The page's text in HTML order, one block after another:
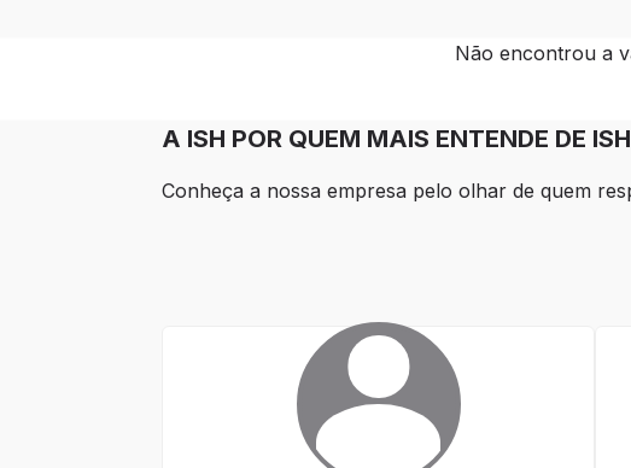
Não encontrou a
A ISH POR QUEM MAIS ENTENDE DE
Conheça a nossa empresa pelo olhar de quem